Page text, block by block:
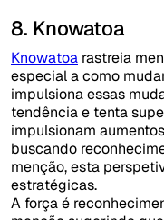
8. Knowatoa
Knowatoa rastreia
especial a como
impulsiona essas
tendência e tenta
impulsionam
buscando
menção, esta
estratégicas.
A força é